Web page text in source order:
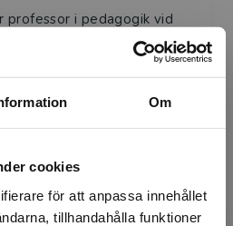
Om
cookies
för att anpassa innehållet
tillhandahålla funktioner
professor i pedagogik vid
Norge. Han forskar och
post-kvalitativ